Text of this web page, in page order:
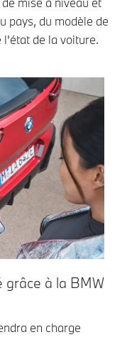
pays, du modèle de
l'état de la voiture.
grâce à la BMW
en charge